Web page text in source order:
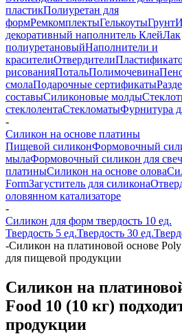
пластикПолиуретан для
формРемкомплектыГелькоутыГрунт
декоративный наполнитель КлейЛак
полиуретановыйНаполнители и
красителиОтвердители
рисованияПотальПолимочевина
смолаПодарочные сертификаты
составыСиликоновые молды
стеклолентаСтекломатыФурнитура
-
Силикон на основе платины
Пищевой силиконФормовочный
мылаФормовочный силикон для
платиныСиликон на основе олова
FormЗагуститель для силикона
оловянном катализаторе
-
Силикон для форм твердость 10 ед.
Твердость 5 ед.Твердость 30 ед.
-Силикон на платиновой основе
для пищевой продукции
Силикон на
Food 10 (10 кг)
продукции